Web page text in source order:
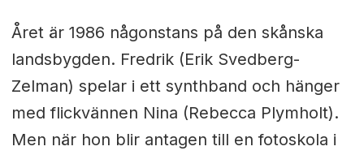
Året är 1986 någonstans på den skånska
landsbygden. Fredrik (Erik Svedberg-
Zelman) spelar i ett synthband och hänger
med flickvännen Nina (Rebecca Plymholt).
Men när hon blir antagen till en fotoskola i